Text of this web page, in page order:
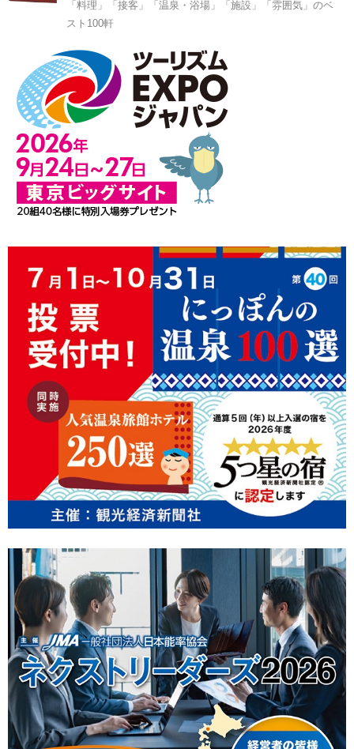
「料理」「接客」「温泉・浴場」「施設」「雰囲気」のベ
スト100軒